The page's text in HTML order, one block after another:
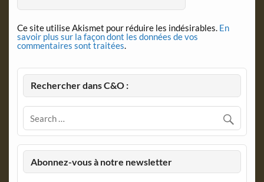
Ce site utilise Akismet pour réduire les indésirables. En
savoir plus sur la façon dont les données de vos
commentaires sont traitées.
Rechercher dans C&O :
Abonnez-vous à notre newsletter